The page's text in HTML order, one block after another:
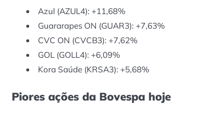
Azul (AZUL4): +11,68%
Guararapes ON (GUAR3): +7,63%
CVC ON (CVCB3): +7,62%
GOL (GOLL4): +6,09%
Kora Saúde (KRSA3): +5,68%
Piores ações da Bovespa hoje